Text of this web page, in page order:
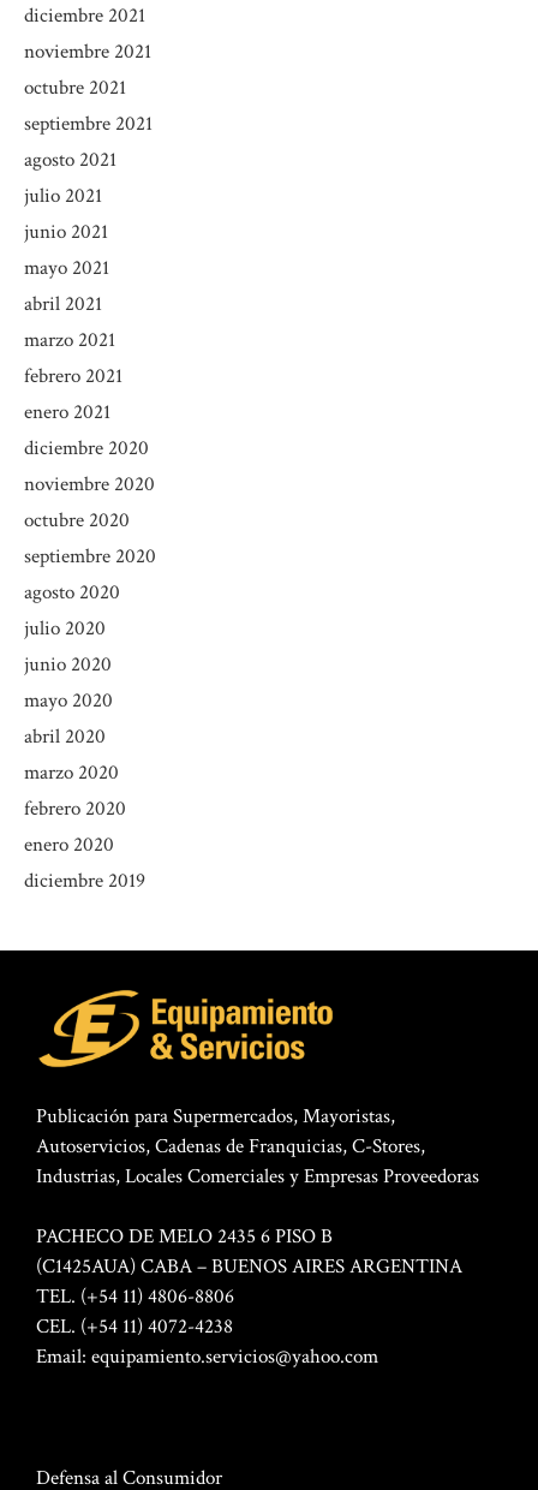
diciembre 2021
noviembre 2021
octubre 2021
septiembre 2021
agosto 2021
julio 2021
junio 2021
mayo 2021
abril 2021
marzo 2021
febrero 2021
enero 2021
diciembre 2020
noviembre 2020
octubre 2020
septiembre 2020
agosto 2020
julio 2020
junio 2020
mayo 2020
abril 2020
marzo 2020
febrero 2020
enero 2020
diciembre 2019
Publicación para Supermercados, Mayoristas,
Autoservicios, Cadenas de Franquicias, C-Stores,
Industrias, Locales Comerciales y Empresas Proveedoras
PACHECO DE MELO 2435 6 PISO B
(C1425AUA) CABA – BUENOS AIRES ARGENTINA
TEL. (+54 11) 4806-8806
CEL. (+54 11) 4072-4238
Email: equipamiento.servicios@yahoo.com
Defensa al Consumidor